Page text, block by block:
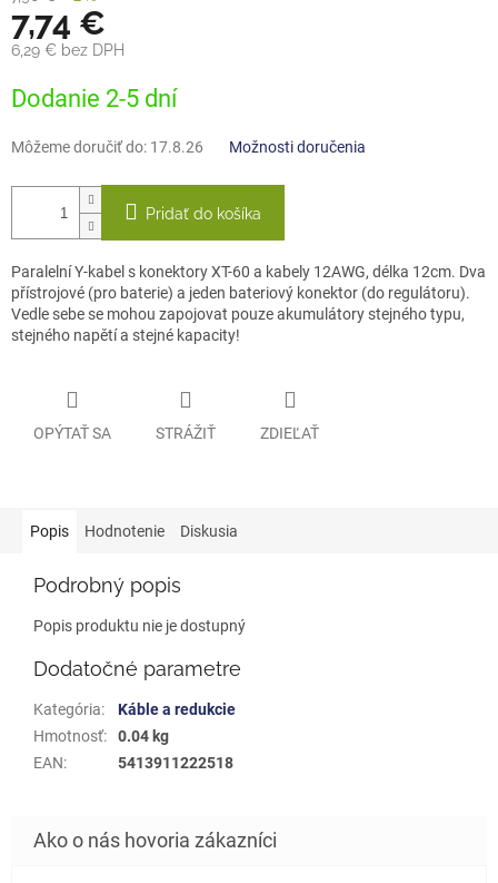
7,74 €
6,29 € bez DPH
cena:
Dodanie 2-5 dní
Môžeme doručiť do: 17.8.26 Možnosti doručenia
Pridať do košíka
Paralelní Y-kabel s konektory XT-60 a kabely 12AWG, délka 12cm. Dva
přístrojové (pro baterie) a jeden bateriový konektor (do regulátoru).
Vedle sebe se mohou zapojovat pouze akumulátory stejného typu,
stejného napětí a stejné kapacity!
OPÝTAŤ SA STRÁŽIŤ ZDIEĽAŤ
Popis Hodnotenie Diskusia
Podrobný popis
Popis produktu nie je dostupný
Dodatočné parametre
Kategória:
Káble a redukcie
Hmotnosť:
0.04 kg
EAN: 5413911222518